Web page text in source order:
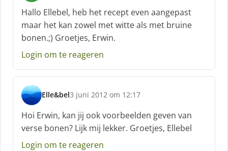
c
h
r
e
e
f
:
Hallo Ellebel, heb het recept even aangepast
maar het kan zowel met witte als met bruine
bonen.;) Groetjes, Erwin.
Login om te reageren
Elle&bel
s
c
h
r
e
3 juni 2012 om 12:17
Hoi Erwin, kan jij ook voorbeelden geven van
verse bonen? Lijk mij lekker. Groetjes, Ellebel
Login om te reageren